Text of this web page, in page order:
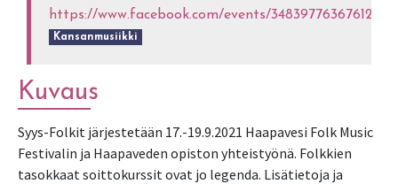
https://www.facebook.com/events/348397763676123
Kansanmusiikki
Kuvaus
Syys-Folkit järjestetään 17.-19.9.2021 Haapavesi Folk Music
Festivalin ja Haapaveden opiston yhteistyönä. Folkkien
tasokkaat soittokurssit ovat jo legenda. Lisätietoja ja